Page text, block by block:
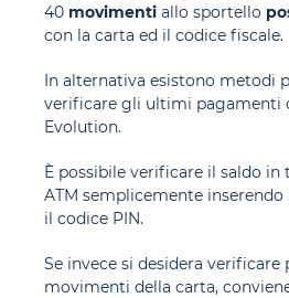
40 movimenti allo sportello
con la carta ed il codice fiscale.
In alternativa esistono metodi
verificare gli ultimi pagamenti
Evolution.
È possibile verificare il saldo
ATM semplicemente
il codice PIN.
Se invece si desidera
movimenti della carta,